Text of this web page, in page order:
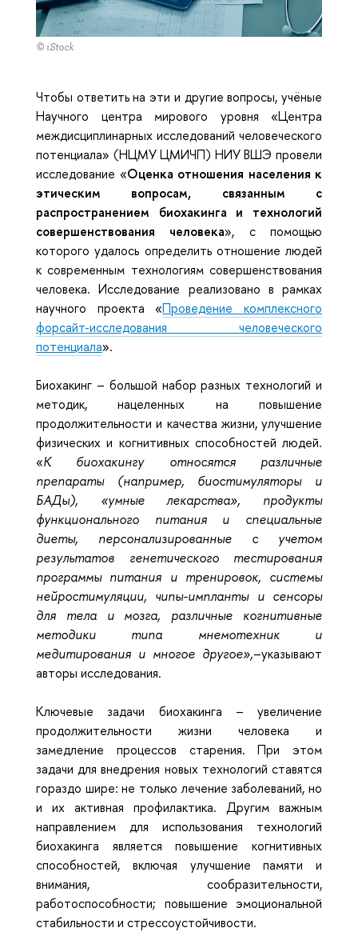
© iStock
Чтобы ответить на эти и другие вопросы, учёные
Научного центра мирового уровня «Центра
междисциплинарных исследований человеческого
потенциала» (НЦМУ ЦМИЧП) НИУ ВШЭ провели
исследование «Оценка отношения населения к
этическим вопросам, связанным с
распространением биохакинга и технологий
совершенствования человека», с помощью
которого удалось определить отношение людей
к современным технологиям совершенствования
человека. Исследование реализовано в рамках
научного проекта «Проведение комплексного
форсайт-исследования человеческого
потенциала».
Биохакинг – большой набор разных технологий и
методик, нацеленных на повышение
продолжительности и качества жизни, улучшение
физических и когнитивных способностей людей.
«К биохакингу относятся различные
препараты (например, биостимуляторы и
БАДы), «умные лекарства», продукты
функционального питания и специальные
диеты, персонализированные с учетом
результатов генетического тестирования
программы питания и тренировок, системы
нейростимуляции, чипы-импланты и сенсоры
для тела и мозга, различные когнитивные
методики типа мнемотехник и
медитирования и многое другое»,–указывают
авторы исследования.
Ключевые задачи биохакинга – увеличение
продолжительности жизни человека и
замедление процессов старения. При этом
задачи для внедрения новых технологий ставятся
гораздо шире: не только лечение заболеваний, но
и их активная профилактика. Другим важным
направлением для использования технологий
биохакинга является повышение когнитивных
способностей, включая улучшение памяти и
внимания, сообразительности,
работоспособности; повышение эмоциональной
стабильности и стрессоустойчивости.